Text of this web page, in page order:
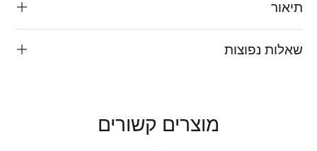
תיאור
שאלות נפוצות
מוצרים קשורים